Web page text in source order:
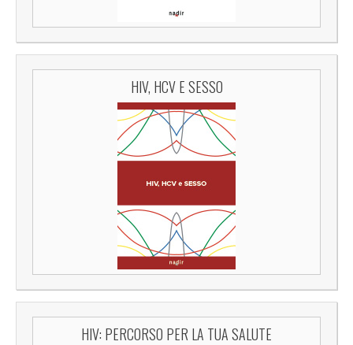
HIV, HCV E SESSO
HIV: PERCORSO PER LA TUA SALUTE